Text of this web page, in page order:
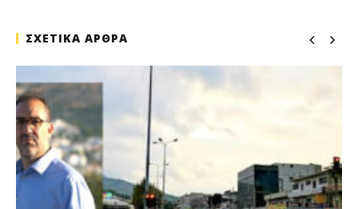
ΣΧΕΤΙΚΑ ΑΡΘΡΑ